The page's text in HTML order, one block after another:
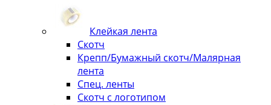
Клейкая лента
Скотч
Крепп/Бумажный скотч/Малярная
лента
Спец. ленты
Скотч с логотипом